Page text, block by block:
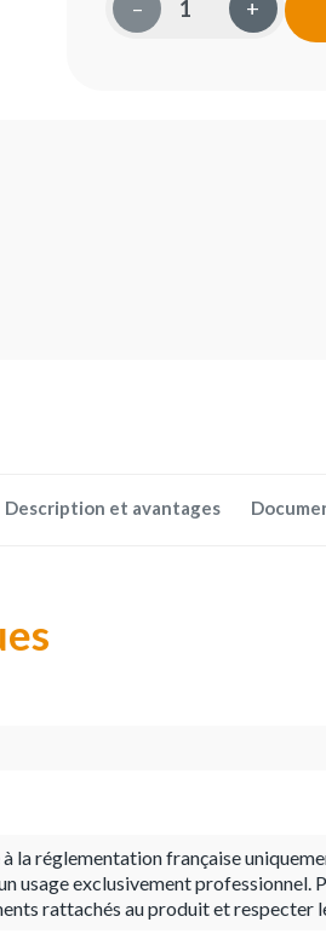
– +
Description et avantages
la réglementation française
usage exclusivement professionnel.
rattachés au produit et respecter